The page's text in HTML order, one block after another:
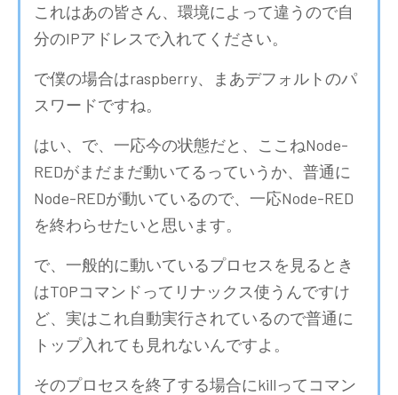
これはあの皆さん、環境によって違うので自
分のIPアドレスで入れてください。
で僕の場合はraspberry、まあデフォルトのパ
スワードですね。
はい、で、一応今の状態だと、ここねNode-
REDがまだまだ動いてるっていうか、普通に
Node-REDが動いているので、一応Node-RED
を終わらせたいと思います。
で、一般的に動いているプロセスを見るとき
はTOPコマンドってリナックス使うんですけ
ど、実はこれ自動実行されているので普通に
トップ入れても見れないんですよ。
そのプロセスを終了する場合にkillってコマン